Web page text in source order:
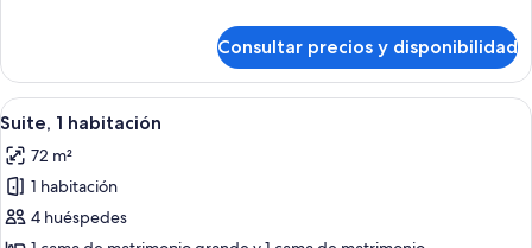
con
sofá
cama
1
cama
de
grande
con
sofá
cama
Consultar precios y disponibilidad
Abrir
todas
las
fotos
de
Suite, 1 habitación | Espacio para
14
Suite, 1 habitación
72 m²
1 habitación
4 huéspedes